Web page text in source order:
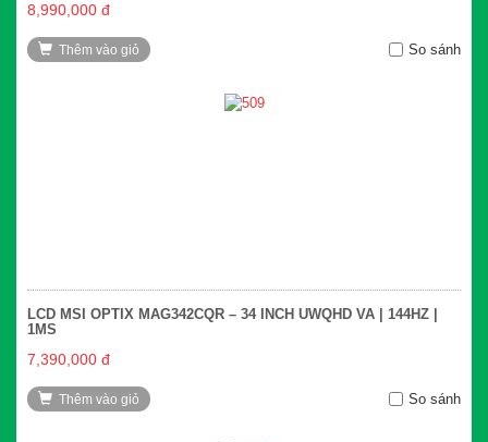
8,990,000 đ
Thêm vào giỏ So sánh
LCD MSI OPTIX MAG342CQR – 34 INCH UWQHD VA | 144HZ |
1MS
7,390,000 đ
Thêm vào giỏ So sánh